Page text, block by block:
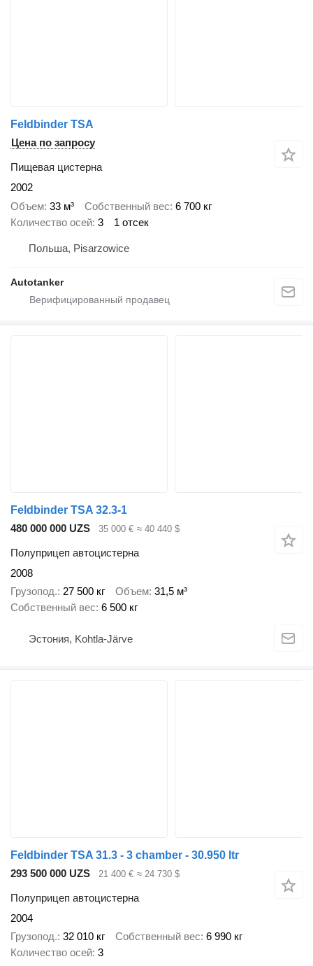
Feldbinder TSA
Цена по запросу
Пищевая цистерна
2002
Объем 33 м³ Собственный вес 6 700 кг
Количество осей 3 1 отсек
Польша, Pisarzowice
Autotanker
Feldbinder TSA 32.3-1
480 000 000 UZS
35 000 € ≈ 40 440 $
Полуприцеп автоцистерна
2008
Грузопод. 27 500 кг Объем 31,5 м³
Собственный вес 6 500 кг
Эстония, Kohtla-Järve
Feldbinder TSA 31.3 - 3 chamber - 30.950 ltr
293 500 000 UZS
21 400 € ≈ 24 730 $
Полуприцеп автоцистерна
2004
Грузопод. 32 010 кг Собственный вес 6 990 кг
Количество осей 3